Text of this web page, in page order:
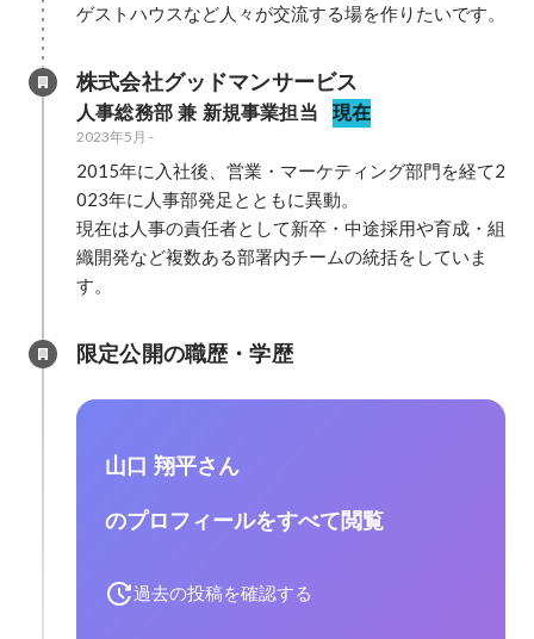
ゲストハウスなど人々が交流する場を作りたいです。
株式会社グッドマンサービス
人事総務部 兼 新規事業担当 現在
2023年5月 -
2015年に入社後、営業・マーケティング部門を経て2
023年に人事部発足とともに異動。
現在は人事の責任者として新卒・中途採用や育成・組
織開発など複数ある部署内チームの統括をしていま
す。
限定公開の職歴・学歴
山口 翔平さん
のプロフィールをすべて閲覧
過去の投稿を確認する